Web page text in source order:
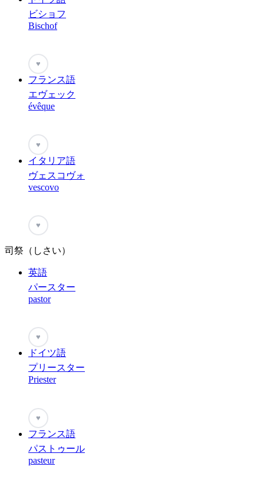
ビショフ
Bischof
♥
フランス語
エヴェック
évêque
♥
イタリア語
ヴェスコヴォ
vescovo
♥
司祭（しさい）
英語
パースター
pastor
♥
ドイツ語
プリースター
Priester
♥
フランス語
パストゥール
pasteur